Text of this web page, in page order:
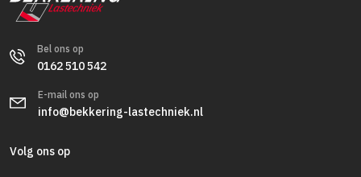
Bel ons op
0162 510 542
E-mail ons op
info@bekkering-lastechniek.nl
Volg ons op